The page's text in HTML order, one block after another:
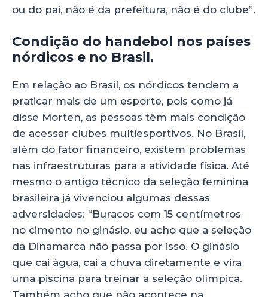
ou do pai, não é da prefeitura, não é do clube”.
Condição do handebol nos países
nórdicos e no Brasil.
Em relação ao Brasil, os nórdicos tendem a
praticar mais de um esporte, pois como já
disse Morten, as pessoas têm mais condição
de acessar clubes multiesportivos. No Brasil,
além do fator financeiro, existem problemas
nas infraestruturas para a atividade física. Até
mesmo o antigo técnico da seleção feminina
brasileira já vivenciou algumas dessas
adversidades: “Buracos com 15 centímetros
no cimento no ginásio, eu acho que a seleção
da Dinamarca não passa por isso. O ginásio
que cai água, cai a chuva diretamente e vira
uma piscina para treinar a seleção olímpica.